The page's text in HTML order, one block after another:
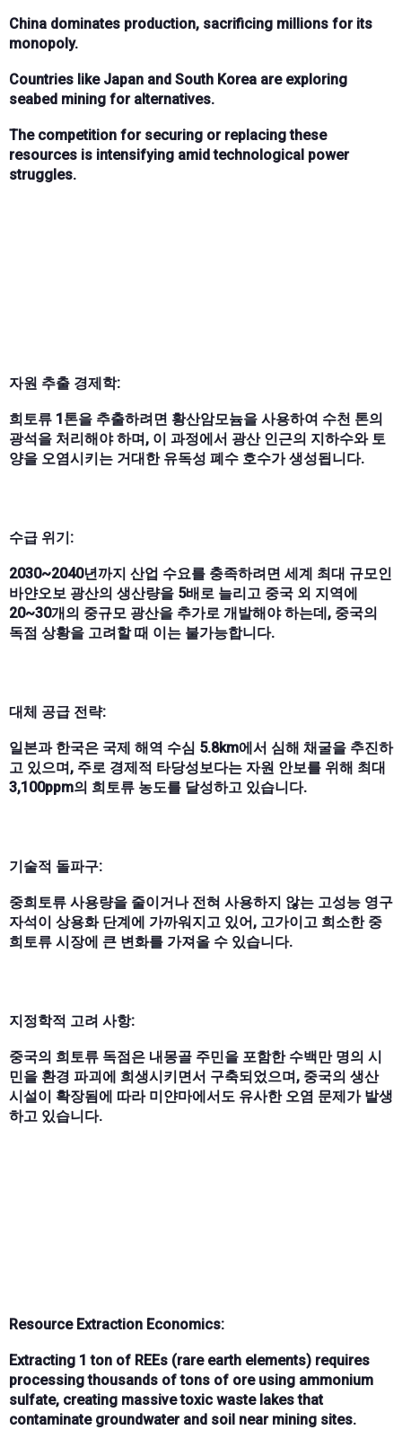
China dominates production, sacrificing millions for its
monopoly.
Countries like Japan and South Korea are exploring
seabed mining for alternatives.
The competition for securing or replacing these
resources is intensifying amid technological power
struggles.
자원 추출 경제학:
희토류 1톤을 추출하려면 황산암모늄을 사용하여 수천 톤의
광석을 처리해야 하며, 이 과정에서 광산 인근의 지하수와 토
양을 오염시키는 거대한 유독성 폐수 호수가 생성됩니다.
수급 위기:
2030~2040년까지 산업 수요를 충족하려면 세계 최대 규모인
바얀오보 광산의 생산량을 5배로 늘리고 중국 외 지역에
20~30개의 중규모 광산을 추가로 개발해야 하는데, 중국의
독점 상황을 고려할 때 이는 불가능합니다.
대체 공급 전략:
일본과 한국은 국제 해역 수심 5.8km에서 심해 채굴을 추진하
고 있으며, 주로 경제적 타당성보다는 자원 안보를 위해 최대
3,100ppm의 희토류 농도를 달성하고 있습니다.
기술적 돌파구:
중희토류 사용량을 줄이거나 전혀 사용하지 않는 고성능 영구
자석이 상용화 단계에 가까워지고 있어, 고가이고 희소한 중
희토류 시장에 큰 변화를 가져올 수 있습니다.
지정학적 고려 사항:
중국의 희토류 독점은 내몽골 주민을 포함한 수백만 명의 시
민을 환경 파괴에 희생시키면서 구축되었으며, 중국의 생산
시설이 확장됨에 따라 미얀마에서도 유사한 오염 문제가 발생
하고 있습니다.
Resource Extraction Economics:
Extracting 1 ton of REEs (rare earth elements) requires
processingthousands of tons of oreusing ammonium
sulfate, creating massive toxic waste lakesthat
contaminate groundwater and soil near mining sites.